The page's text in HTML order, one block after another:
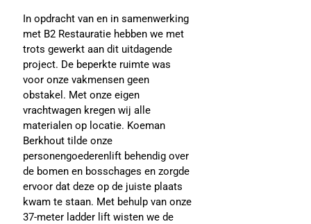
In opdracht van en in samenwerking
met B2 Restauratie hebben we met
trots gewerkt aan dit uitdagende
project. De beperkte ruimte was
voor onze vakmensen geen
obstakel. Met onze eigen
vrachtwagen kregen wij alle
materialen op locatie. Koeman
Berkhout tilde onze
personengoederenlift behendig over
de bomen en bosschages en zorgde
ervoor dat deze op de juiste plaats
kwam te staan. Met behulp van onze
37-meter ladder lift wisten we de